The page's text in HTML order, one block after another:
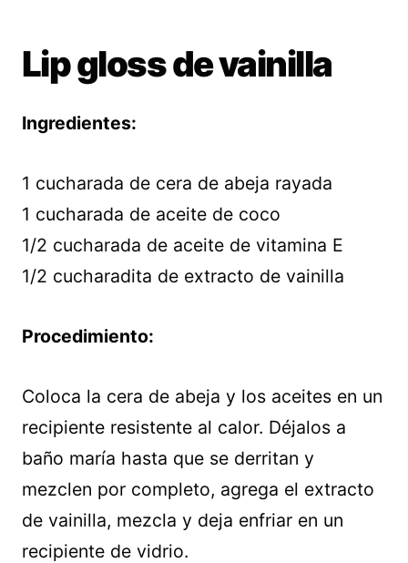
Lip gloss de vainilla
Ingredientes:
1 cucharada de cera de abeja rayada
1 cucharada de aceite de coco
1/2 cucharada de aceite de vitamina E
1/2 cucharadita de extracto de vainilla
Procedimiento:
Coloca la cera de abeja y los aceites en un
recipiente resistente al calor. Déjalos a
baño maría hasta que se derritan y
mezclen por completo, agrega el extracto
de vainilla, mezcla y deja enfriar en un
recipiente de vidrio.